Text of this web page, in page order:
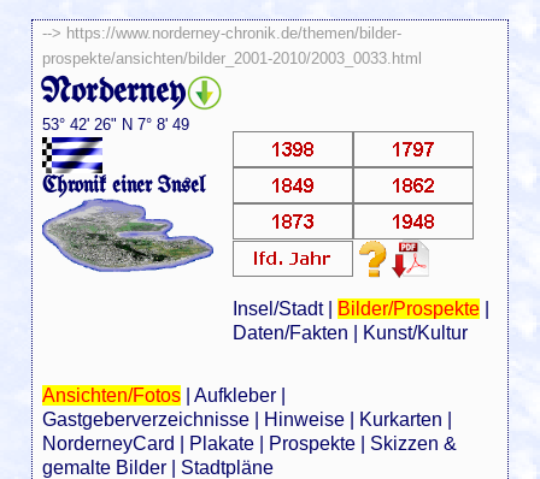
--> https://www.norderney-chronik.de/themen/bilder-
prospekte/ansichten/bilder_2001-2010/2003_0033.html
Norderney
53° 42' 26" N 7° 8' 49
Chronik einer Insel
Insel/Stadt| Bilder/Prospekte|
Daten/Fakten
Kunst/Kultur
Ansichten/Fotos |Aufkleber
Gastgeberverzeichnisse
Hinweise Kurkarten
NorderneyCard
Plakate Prospekte
Skizzen &
gemalte Bilder
Stadtpläne